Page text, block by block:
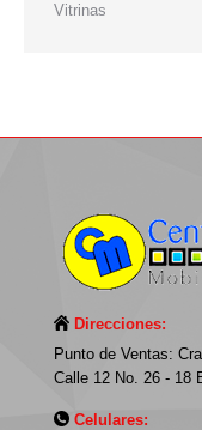
Vitrinas
Direcciones:
Punto de Ventas:
Calle 12 No. 26 - 18
Celulares: